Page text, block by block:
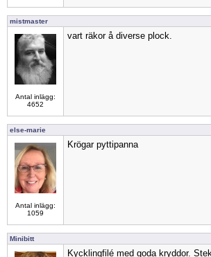
mistmaster
Antal inlägg:
4652
vart räkor å diverse plock.
else-marie
Antal inlägg:
1059
Krögar pyttipanna
Minibitt
Kycklingfilé med goda kryddor.